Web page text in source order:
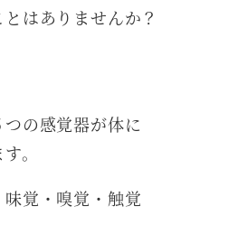
はありませんか？
の感覚器が体に
。
覚・嗅覚・触覚